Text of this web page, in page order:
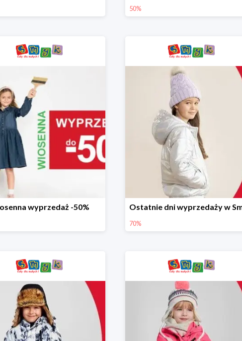
50%
wyprzedaż -50%
70%